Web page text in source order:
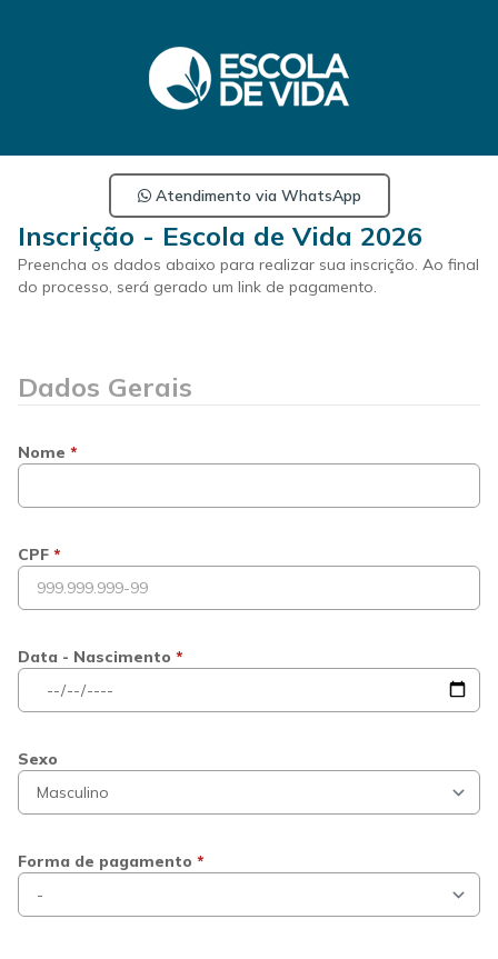
Inscrição - Escola de Vida 2026
Preencha os dados abaixo para realizar sua inscrição. Ao final
do processo, será gerado um link de pagamento.
Atendimento via WhatsApp
Dados Gerais
Nome *
CPF *
Data - Nascimento *
Sexo
Forma de pagamento *